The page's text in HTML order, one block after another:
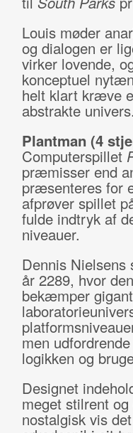
Louis møder
og dialogen er
virker lovende,
konceptuel
helt klart kræve
abstrakte univers.
Plantman (4
Computerspillet
præmisser end
præsenteres for
afprøver spillet
fulde indtryk af
niveauer.
Dennis Nielsens
år 2289, hvor
bekæmper
men
logikken og
Designet
meget stilrent
nostalgisk vis